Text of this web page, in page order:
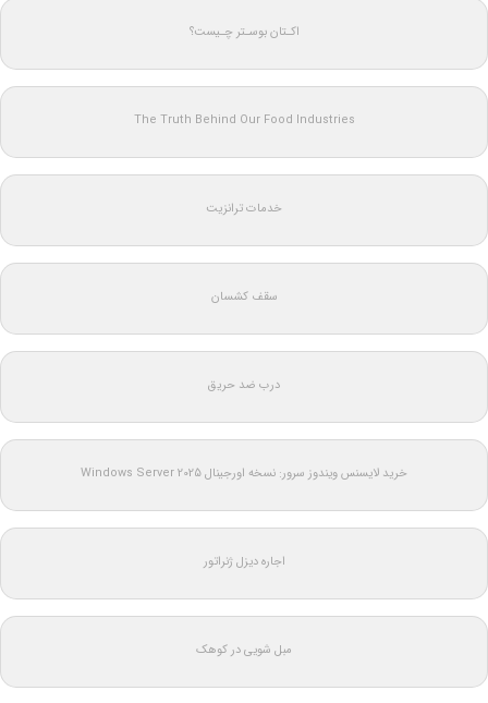
اکـتان بوسـتر چـیست؟
The Truth Behind Our Food Industries
خدمات ترانزیت
سقف کشسان
درب ضد حریق
خرید لایسنس ویندوز سرور: نسخه اورجینال Windows Server 2025
اجاره دیزل ژنراتور
مبل شویی در کوهک